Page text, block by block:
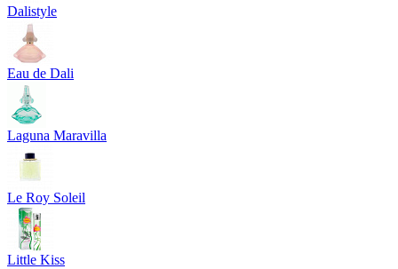
Dalistyle
Eau de Dali
Laguna Maravilla
Le Roy Soleil
Little Kiss